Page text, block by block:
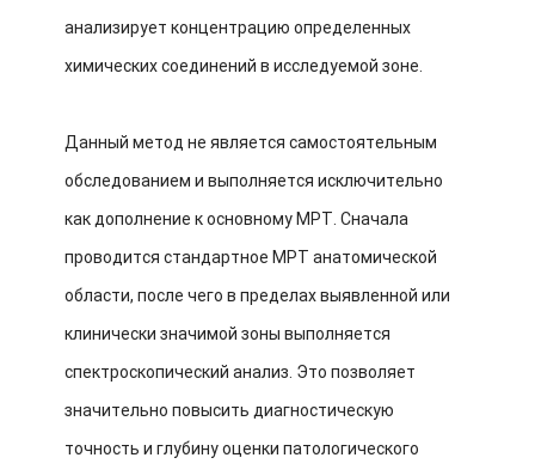
анализирует концентрацию определенных
химических соединений в исследуемой зоне.
Данный метод не является самостоятельным
обследованием и выполняется исключительно
как дополнение к основному МРТ. Сначала
проводится стандартное МРТ анатомической
области, после чего в пределах выявленной или
клинически значимой зоны выполняется
спектроскопический анализ. Это позволяет
значительно повысить диагностическую
точность и глубину оценки патологического